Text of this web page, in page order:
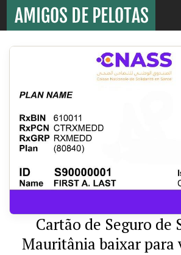
Cartão de Seguro de
Mauritânia baixar para